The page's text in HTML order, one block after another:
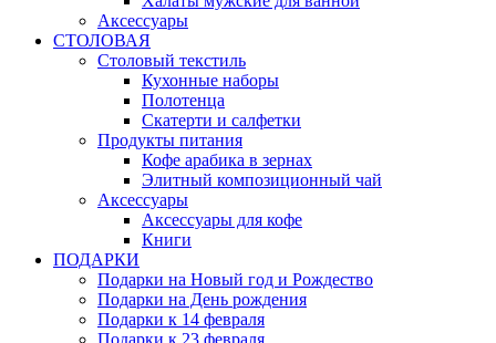
Аксессуары
СТОЛОВАЯ
Столовый текстиль
Кухонные наборы
Полотенца
Скатерти и салфетки
Продукты питания
Кофе арабика в зернах
Элитный композиционный чай
Аксессуары
Аксессуары для кофе
Книги
ПОДАРКИ
Подарки на Новый год и Рождество
Подарки на День рождения
Подарки к 14 февраля
Подарки к 23 февраля